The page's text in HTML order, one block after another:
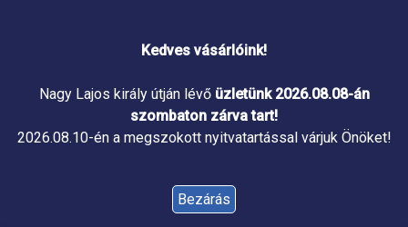
Kedves vásárlóink!
Nagy Lajos király útján lévő üzletünk 2026.08.08-án
szombaton zárva tart!
2026.08.10-én a megszokott nyitvatartással várjuk Önöket!
Bezárás